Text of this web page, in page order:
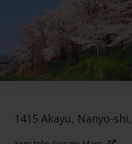
1415 Akayu, Nanyo-